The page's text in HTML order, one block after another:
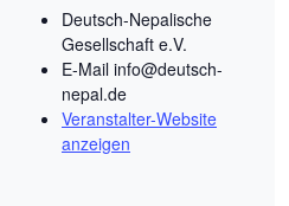
Deutsch-Nepalische
Gesellschaft e.V.
E-Mail info@deutsch-
nepal.de
Veranstalter-Website
anzeigen